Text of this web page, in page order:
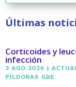
Últimas
Corticoides y
infección
3 AGO 2026 |
PÍLDORAS GBE